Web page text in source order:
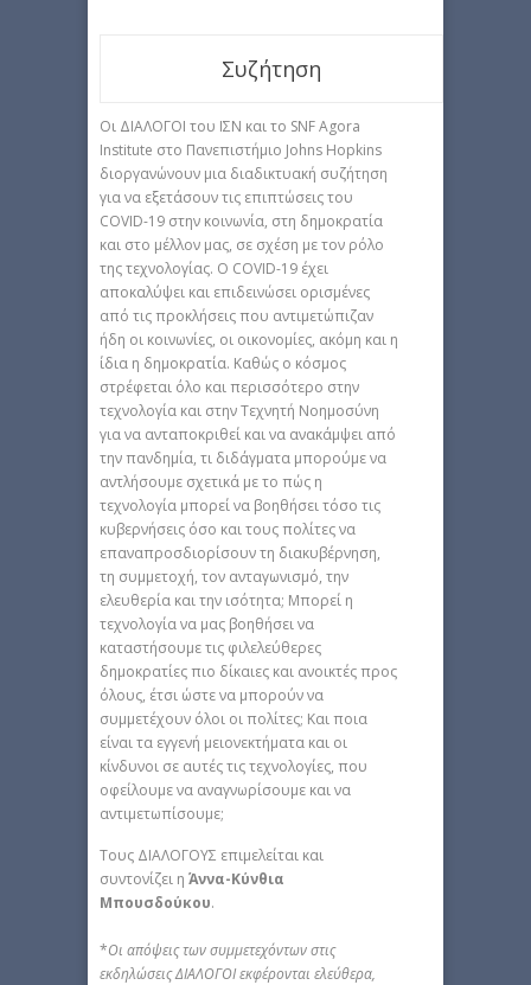
Συζήτηση
Οι ΔΙΑΛΟΓΟΙ του ΙΣΝ και το SNF Agora
Institute στο Πανεπιστήμιο Johns Hopkins
διοργανώνουν μια διαδικτυακή συζήτηση
για να εξετάσουν τις επιπτώσεις του
COVID-19 στην κοινωνία, στη δημοκρατία
και στο μέλλον μας, σε σχέση με τον ρόλο
της τεχνολογίας. Ο COVID-19 έχει
αποκαλύψει και επιδεινώσει ορισμένες
από τις προκλήσεις που αντιμετώπιζαν
ήδη οι κοινωνίες, οι οικονομίες, ακόμη και η
ίδια η δημοκρατία. Καθώς ο κόσμος
στρέφεται όλο και περισσότερο στην
τεχνολογία και στην Τεχνητή Νοημοσύνη
για να ανταποκριθεί και να ανακάμψει από
την πανδημία, τι διδάγματα μπορούμε να
αντλήσουμε σχετικά με το πώς η
τεχνολογία μπορεί να βοηθήσει τόσο τις
κυβερνήσεις όσο και τους πολίτες να
επαναπροσδιορίσουν τη διακυβέρνηση,
τη συμμετοχή, τον ανταγωνισμό, την
ελευθερία και την ισότητα; Μπορεί η
τεχνολογία να μας βοηθήσει να
καταστήσουμε τις φιλελεύθερες
δημοκρατίες πιο δίκαιες και ανοικτές προς
όλους, έτσι ώστε να μπορούν να
συμμετέχουν όλοι οι πολίτες; Και ποια
είναι τα εγγενή μειονεκτήματα και οι
κίνδυνοι σε αυτές τις τεχνολογίες, που
οφείλουμε να αναγνωρίσουμε και να
αντιμετωπίσουμε;
Τους ΔΙΑΛΟΓΟΥΣ επιμελείται και
συντονίζει η Άννα-Κύνθια
Μπουσδούκου.
*Οι απόψεις των συμμετεχόντων στις
εκδηλώσεις ΔΙΑΛΟΓΟΙ εκφέρονται ελεύθερα,